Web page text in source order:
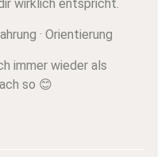
wirklich entspricht.
· Orientierung
immer wieder als
so 😊